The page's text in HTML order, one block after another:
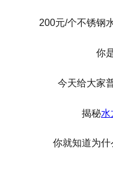
200元/个不锈钢
你
今天给大家
揭秘水
你就知道为什